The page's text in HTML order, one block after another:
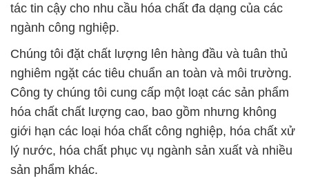
tác tin cậy cho nhu cầu hóa chất đa dạng của các
ngành công nghiệp.
Chúng tôi đặt chất lượng lên hàng đầu và tuân thủ
nghiêm ngặt các tiêu chuẩn an toàn và môi trường.
Công ty chúng tôi cung cấp một loạt các sản phẩm
hóa chất chất lượng cao, bao gồm nhưng không
giới hạn các loại hóa chất công nghiệp, hóa chất xử
lý nước, hóa chất phục vụ ngành sản xuất và nhiều
sản phẩm khác.